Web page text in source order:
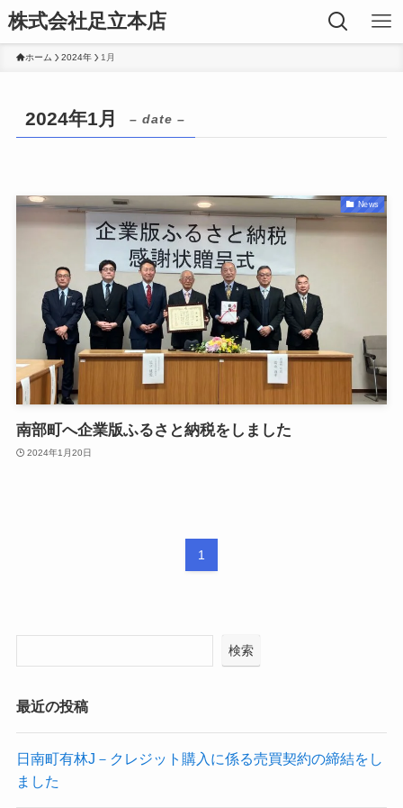
株式会社足立本店
ホーム 2024年 1月
2024年1月 – date –
News
南部町へ企業版ふるさと納税をしました
2024年1月20日
1
検索
最近の投稿
日南町有林J－クレジット購入に係る売買契約の締結をし
ました